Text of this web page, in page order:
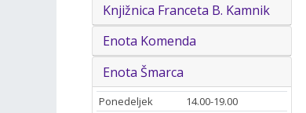
Knjižnica Franceta B. Kamnik
Enota Komenda
Enota Šmarca
Ponedeljek
14.00-19.00